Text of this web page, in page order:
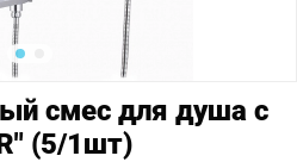
смес для душа с
(5/1шт)